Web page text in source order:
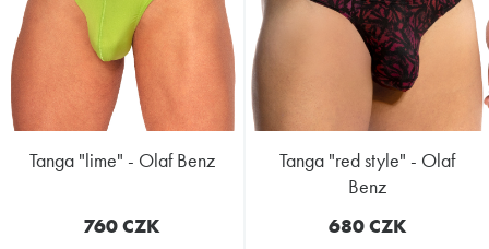
tanga "lime" - Olaf Benz
760 CZK
tanga "red style" - Olaf
Benz
680 CZK